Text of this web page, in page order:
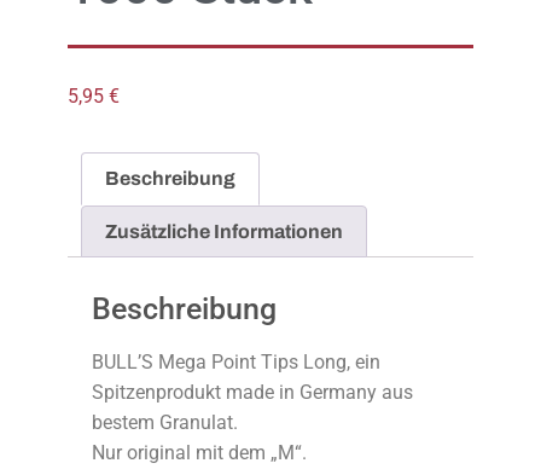
5,95 €
Beschreibung
Zusätzliche Informationen
Beschreibung
BULL’S Mega Point Tips Long, ein
Spitzenprodukt made in Germany aus
bestem Granulat.
Nur original mit dem „M“.